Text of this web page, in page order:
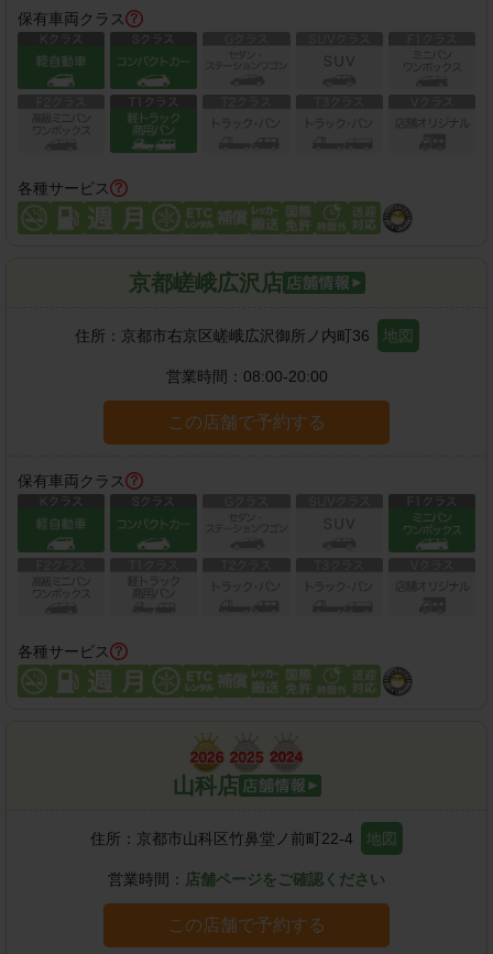
保有車両クラス
各種サービス
京都嵯峨広沢店
住所： 京都市右京区嵯峨広沢御所ノ内町36 地図
営業時間： 08:00-20:00
この店舗で予約する
保有車両クラス
各種サービス
山科店
住所： 京都市山科区竹鼻堂ノ前町22-4 地図
営業時間： 店舗ページをご確認ください
この店舗で予約する